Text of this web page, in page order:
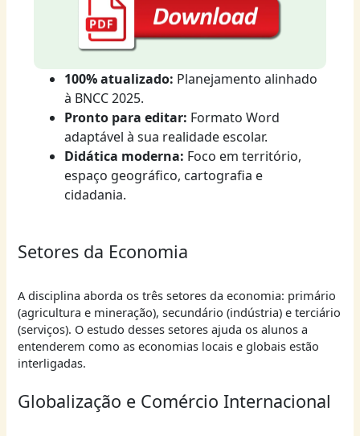
100% atualizado: Planejamento alinhado
à BNCC 2025.
Pronto para editar: Formato Word
adaptável à sua realidade escolar.
Didática moderna: Foco em território,
espaço geográfico, cartografia e
cidadania.
Setores da Economia
A disciplina aborda os três setores da economia: primário
(agricultura e mineração), secundário (indústria) e terciário
(serviços). O estudo desses setores ajuda os alunos a
entenderem como as economias locais e globais estão
interligadas.
Globalização e Comércio Internacional